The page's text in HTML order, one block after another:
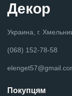
Декор
Украина, г.
(068) 152-78-58
Покупцям